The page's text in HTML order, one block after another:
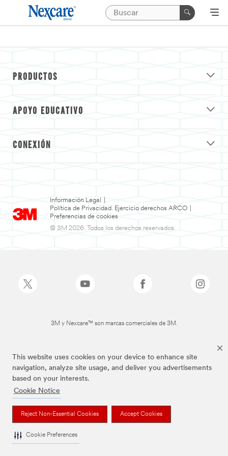
This website uses cookies on your device to enhance site
navigation, analyze site usage, and deliver you advertisements
based on your interests.
Cookie Notice
Reject Non-Essential Cookies Accept Cookies
Cookie Preferences
PRODUCTOS
APOYO EDUCATIVO
CONEXIÓN
Información Legal
Política de Privacidad. Ejercicio derechos ARCO
Preferencias de cookies
© 3M 2026. Todos los derechos reservados.
3M y Nexcare™ son marcas comerciales de 3M.